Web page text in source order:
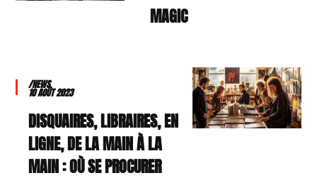
MAGIC
/NEWS
10 AOÛT 2023
DISQUAIRES, LIBRAIRES, EN
LIGNE, DE LA MAIN À LA
MAIN : OÙ SE PROCURER